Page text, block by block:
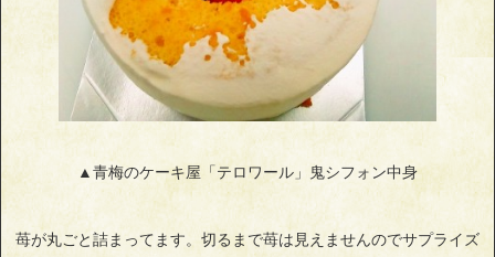
▲青梅のケーキ屋「テロワール」鬼シフォン中身
苺が丸ごと詰まってます。切るまで苺は見えませんのでサプライズ